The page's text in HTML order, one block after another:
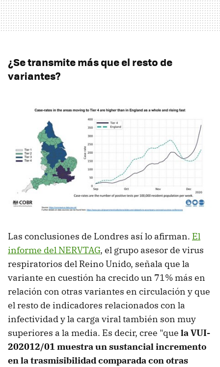
¿Se transmite más que el resto de
variantes?
Las conclusiones de Londres así lo afirman. El
informe del NERVTAG, el grupo asesor de virus
respiratorios del Reino Unido, señala que la
variante en cuestión ha crecido un 71% más en
relación con otras variantes en circulación y que
el resto de indicadores relacionados con la
infectividad y la carga viral también son muy
superiores a la media. Es decir, cree "que la VUI-
202012/01 muestra un sustancial incremento
en la trasmisibilidad comparada con otras